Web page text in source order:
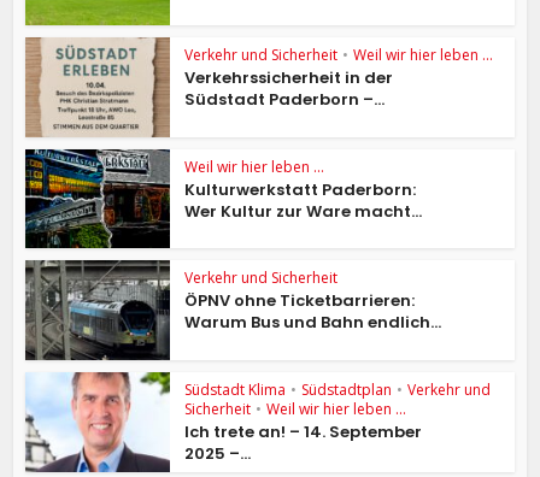
Verkehr und Sicherheit • Weil wir hier leben ...
Verkehrssicherheit in der
Südstadt Paderborn –...
Weil wir hier leben ...
Kulturwerkstatt Paderborn:
Wer Kultur zur Ware macht...
Verkehr und Sicherheit
ÖPNV ohne Ticketbarrieren:
Warum Bus und Bahn endlich...
Südstadt Klima • Südstadtplan • Verkehr und
Sicherheit • Weil wir hier leben ...
Ich trete an! – 14. September
2025 –...